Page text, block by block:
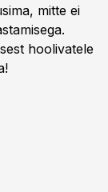
mitte ei
hoolivatele